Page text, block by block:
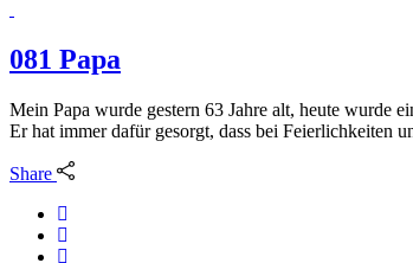
081 Papa
Mein Papa wurde gestern 63 Jahre alt, heute wurde
Er hat immer dafür gesorgt, dass bei Feierlichkeiten
Share